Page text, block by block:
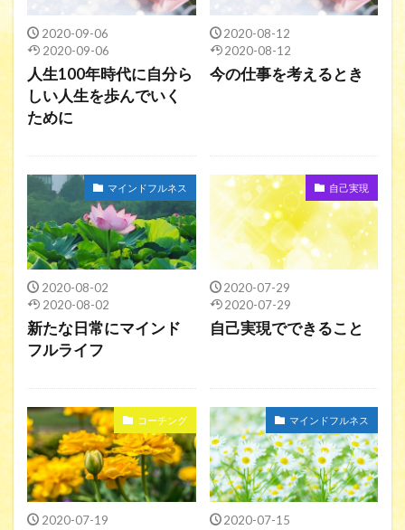
2020-09-06
2020-09-06
人生100年時代に自分ら
しい人生を歩んでいく
ために
2020-08-12
2020-08-12
今の仕事を考えるとき
マインドフルネス
2020-08-02
2020-08-02
新たな日常にマインド
フルライフ
自己実現
2020-07-29
2020-07-29
自己実現でできること
コーチング
2020-07-19
マインドフルネス
2020-07-15